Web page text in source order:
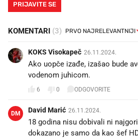
PRIJAVITE SE
KOMENTARI (3)
KOKS Visokapeč 26.11.2024.
Ako uopče izađe, izašao bude
vodenom juhicom.
6 0 ODGOVORITE
DM David Marić 26.11.2024.
18 godina nisu dobivali ni
dokazano je samo da kao šef